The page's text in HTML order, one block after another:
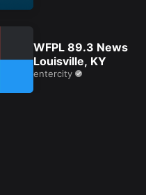
WFPL 89.3 News
Louisville, KY
entercity